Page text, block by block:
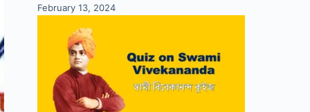
February 13, 2024